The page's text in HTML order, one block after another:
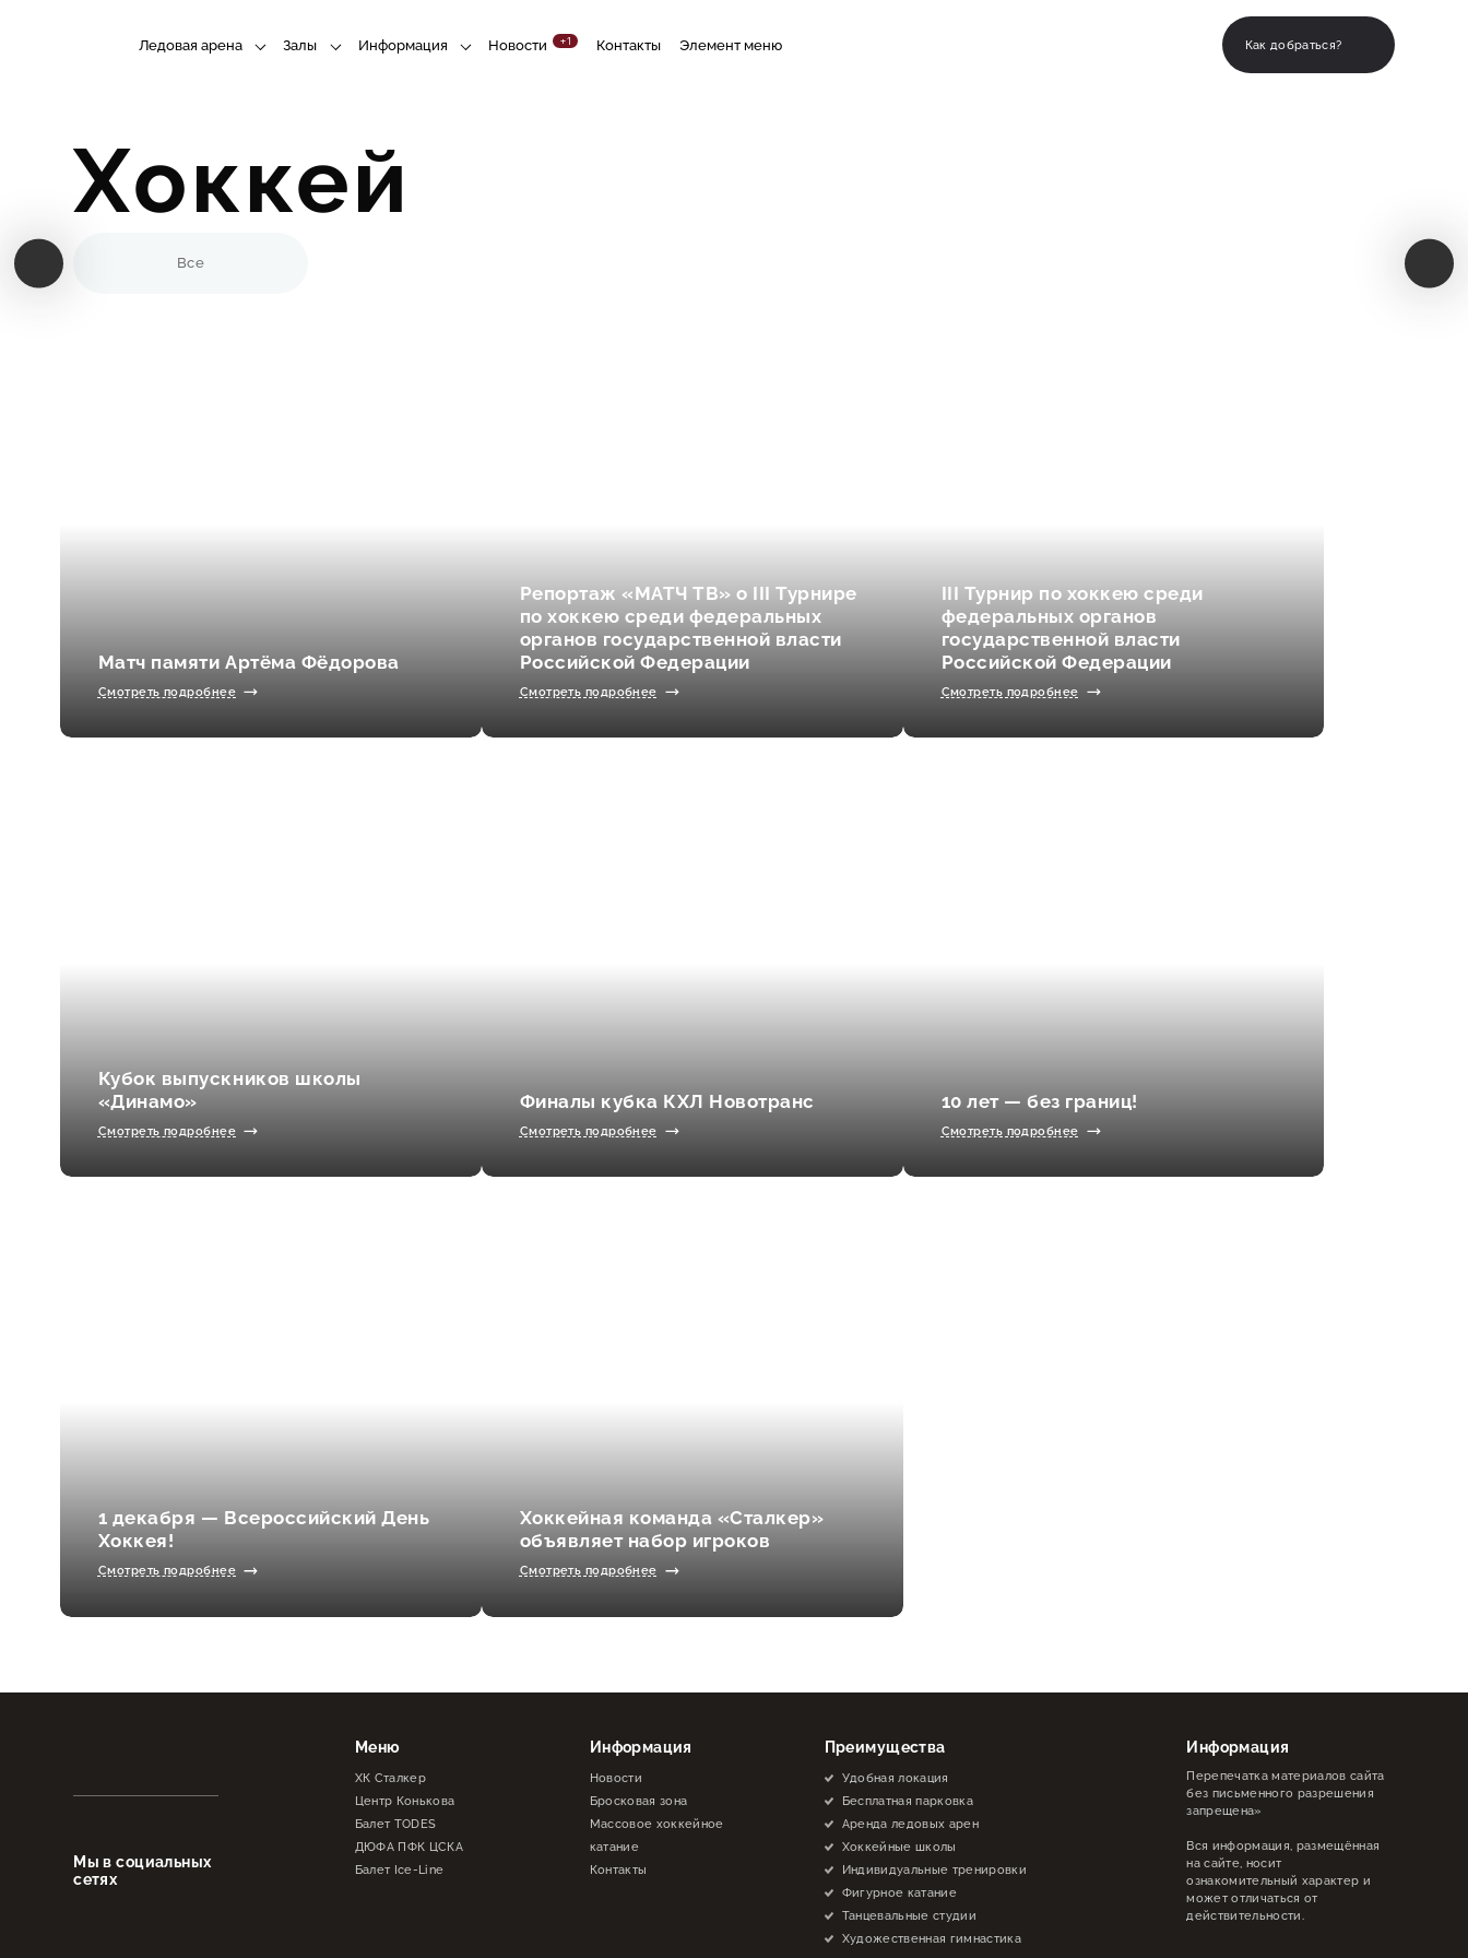
Ледовая арена Залы Информация Новости +1 Контакты Элемент меню Как добраться?
Хоккей
Все
Матч памяти Артёма Фёдорова
Смотреть подробнее
Репортаж «МАТЧ ТВ» о III Турнире
по хоккею среди федеральных
органов государственной власти
Российской Федерации
Смотреть подробнее
III Турнир по хоккею среди
федеральных органов
государственной власти
Российской Федерации
Смотреть подробнее
Кубок выпускников школы
«Динамо»
Смотреть подробнее
Финалы кубка КХЛ Новотранс
Смотреть подробнее
10 лет — без границ!
Смотреть подробнее
1 декабря — Всероссийский День
Хоккея!
Смотреть подробнее
Хоккейная команда «Сталкер»
объявляет набор игроков
Смотреть подробнее
Мы в социальных
сетях
Меню
ХК Сталкер
Центр Конькова
Балет TODES
ДЮФА ПФК ЦСКА
Балет Ice-Line
Информация
Новости
Бросковая зона
Массовое хоккейное
катание
Контакты
Преимущества
Удобная локация
Бесплатная парковка
Аренда ледовых арен
Хоккейные школы
Индивидуальные тренировки
Фигурное катание
Танцевальные студии
Художественная гимнастика
Информация
Перепечатка материалов сайта
без письменного разрешения
запрещена»
Вся информация, размещённая
на сайте, носит
ознакомительный характер и
может отличаться от
действительности.